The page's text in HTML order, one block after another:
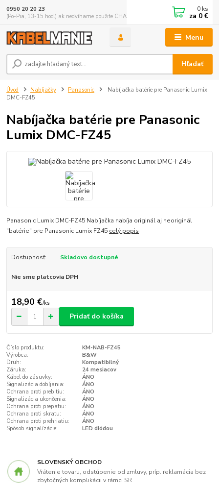
Menu
Hľadať
0950 20 20 23
(Po-Pia, 13-15 hod.) ak nedvíhame použite CHATBOX
0 ks
za 0 €
Úvod Nabíjačky Panasonic
Nabíjačka batérie pre Panasonic Lumix
DMC-FZ45
Nabíjačka batérie pre Panasonic
Lumix DMC-FZ45
Panasonic Lumix DMC-FZ45 Nabíjačka nabíja originál aj neoriginál
"batérie" pre Panasonic Lumix FZ45 celý popis
Dostupnosť: Skladovo dostupné
Nie sme platcovia DPH
18,90 €/ks
Pridať do košíka
Číslo produktu:
KM-NAB-FZ45
Výrobca:
B&W
Druh:
Kompatibilný
Záruka:
24 mesiacov
Kábel do zásuvky:
ÁNO
Signalizácia dobíjania:
ÁNO
Ochrana proti prebitiu:
ÁNO
Signalizácia ukončenia:
ÁNO
Ochrana proti prepätiu:
ÁNO
Ochrana proti skratu:
ÁNO
Ochrana proti prehriatiu:
ÁNO
Spôsob signalízácie:
LED diódou
SLOVENSKÝ OBCHOD
Vrátenie tovaru, odstúpenie od zmluvy, príp. reklamácia bez
zbytočných komplikácii v rámci SR